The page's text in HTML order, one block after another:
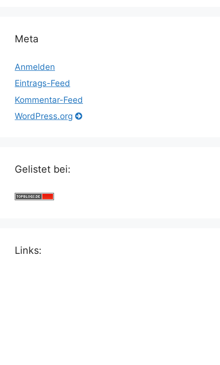
Meta
Anmelden
Eintrags-Feed
Kommentar-Feed
WordPress.org
Gelistet bei:
Links: